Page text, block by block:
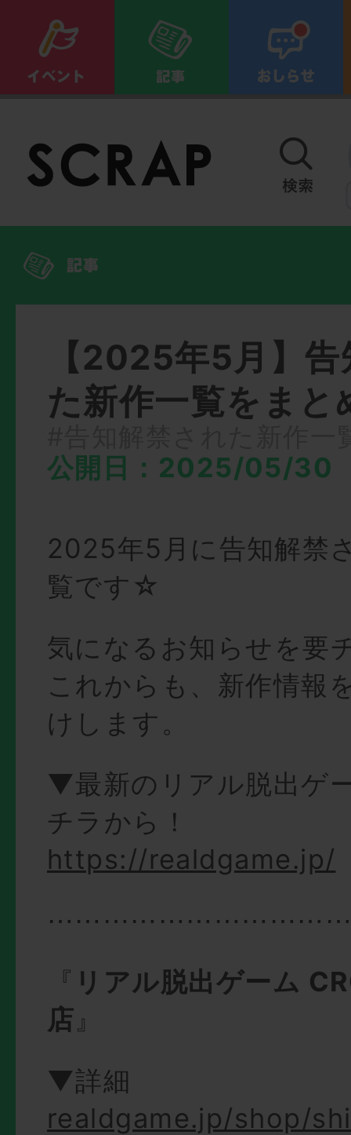
【2025年5月】
た新作一覧をまと
公開日：2025/05/30
2025年5月に告知解禁
覧です☆
気になるお知らせを要
これからも、新作情報
けします。
▼最新のリアル脱出ゲ
チラから！
https://realdgame.jp/
『 リアル脱出ゲーム
店 』
▼詳細
realdgame.jp/shop/